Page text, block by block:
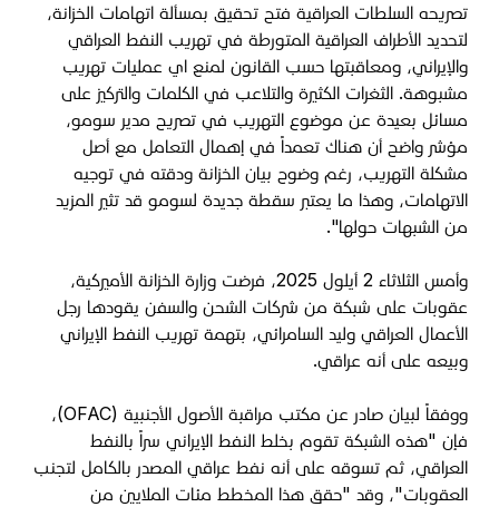
تصريحه السلطات العراقية فتح تحقيق بمسألة اتهامات الخزانة،
لتحديد الأطراف العراقية المتورطة في تهريب النفط العراقي
والإيراني، ومعاقبتها حسب القانون لمنع اي عمليات تهريب
مشبوهة. الثغرات الكثيرة والتلاعب في الكلمات والتركيز على
مسائل بعيدة عن موضوع التهريب في تصريح مدير سومو،
مؤشر واضح أن هناك تعمداً في إهمال التعامل مع أصل
مشكلة التهريب، رغم وضوح بيان الخزانة ودقته في توجيه
الاتهامات، وهذا ما يعتبر سقطة جديدة لسومو قد تثير المزيد
من الشبهات حولها".
وأمس الثلاثاء 2 أيلول 2025، فرضت وزارة الخزانة الأميركية،
عقوبات على شبكة من شركات الشحن والسفن يقودها رجل
الأعمال العراقي وليد السامرائي، بتهمة تهريب النفط الإيراني
وبيعه على أنه عراقي.
ووفقاً لبيان صادر عن مكتب مراقبة الأصول الأجنبية (OFAC)،
فإن "هذه الشبكة تقوم بخلط النفط الإيراني سراً بالنفط
العراقي، ثم تسوقه على أنه نفط عراقي المصدر بالكامل لتجنب
العقوبات"، وقد "حقق هذا المخطط مئات الملايين من